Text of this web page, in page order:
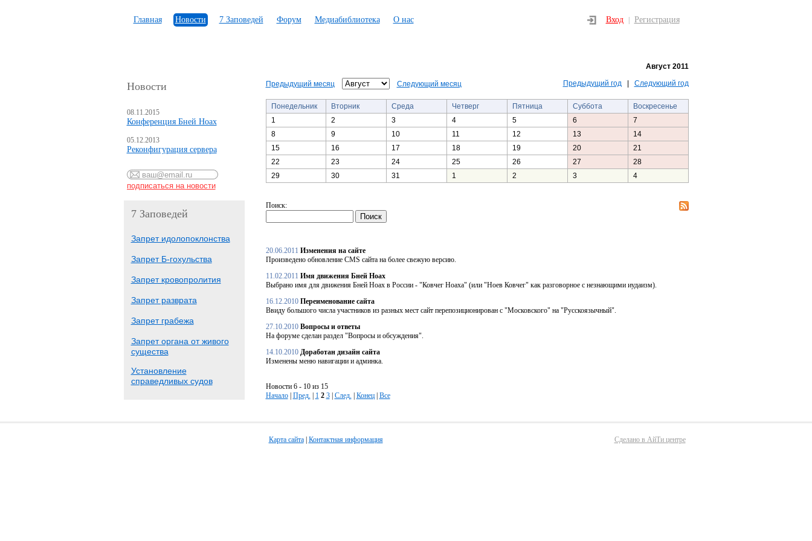
Главная Новости 7 Заповедей Форум Медиабиблиотека О нас Вход Регистрация
Новости
08.11.2015
Конференция Бней Ноах
05.12.2013
Реконфигурация сервера
7 Заповедей
Запрет идолопоклонства
Запрет Б-гохульства
Запрет кровопролития
Запрет разврата
Запрет грабежа
Запрет органа от живого
существа
Установление
справедливых судов
Август 2011
Предыдущий месяц Следующий месяц Предыдущий год| Следующий год
Понедельник Вторник Среда Четверг Пятница Суббота
Воскресенье
1
2 3 4 5 6
7
8
9 10 11 12 13
14
15
16 17 18 19 20
21
22
23 24 25 26 27
28
29
30 31 1 2 3 4
Поиск:
20.06.2011 Изменения на сайте
Произведено обновление CMS сайта на более свежую версию.
11.02.2011 Имя движения Бней Ноах
Выбрано имя для движения Бней Ноах в России - "Ковчег Ноаха" (или "Ноев Ковчег" как разговорное с незнающими иудаизм).
16.12.2010 Переименование сайта
Ввиду большого числа участников из разных мест сайт перепозиционирован с "Московского" на "Русскоязычный".
27.10.2010 Вопросы и ответы
На форуме сделан раздел "Вопросы и обсуждения".
14.10.2010 Доработан дизайн сайта
Изменены меню навигации и админка.
Новости 6 - 10 из 15
Начало| Пред. 1 2 3| След. Конец Все
Карта сайта| Контактная информация Сделано в АйТи центре